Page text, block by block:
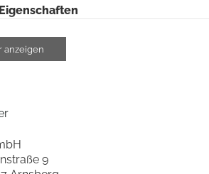
(g)
Eigenschaften
anzeigen
9